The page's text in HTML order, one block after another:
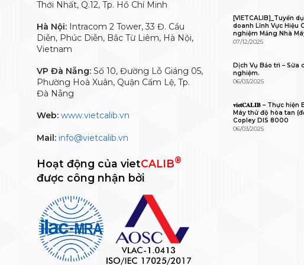
Thới Nhất, Q.12, Tp. Hồ Chí Minh
Hà Nội: Intracom 2 Tower, 33 Đ. Cầu
Diễn, Phúc Diễn, Bắc Từ Liêm, Hà Nội,
Vietnam
VP Đà Nẵng: Số 10, Đường Lỗ Giáng 05,
Phường Hoà Xuân, Quận Cẩm Lệ, Tp.
Đà Nẵng
Web: www.vietcalib.vn
Mail: info@vietcalib.vn
Hoạt động của vietCALIB®
được công nhận bởi
[VIETCALIB]_Tuyển
doanh Lĩnh Vực Hiệu
nghiệm Mảng Nhà
07/12/2025
Dịch Vụ Bảo trì –
nghiệm.
06/03/2025
𝐯𝐢𝐞𝐭𝐂𝐀𝐋𝐈𝐁 – Thực
Máy thử độ hòa tan
Copley DIS 8000
06/03/2025